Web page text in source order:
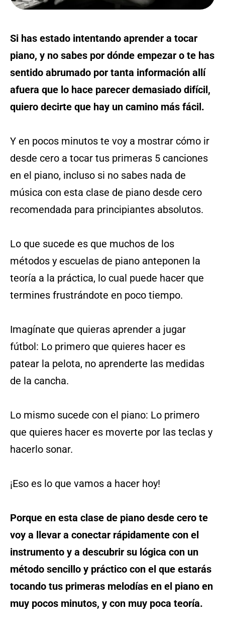
Si has estado intentando aprender a tocar
piano, y no sabes por dónde empezar o te has
sentido abrumado por tanta información allí
afuera que lo hace parecer demasiado difícil,
quiero decirte que hay un camino más fácil.
Y en pocos minutos te voy a mostrar cómo ir
desde cero a tocar tus primeras 5 canciones
en el piano, incluso si no sabes nada de
música con esta clase de piano desde cero
recomendada para principiantes absolutos.
Lo que sucede es que muchos de los
métodos y escuelas de piano anteponen la
teoría a la práctica, lo cual puede hacer que
termines frustrándote en poco tiempo.
Imagínate que quieras aprender a jugar
fútbol: Lo primero que quieres hacer es
patear la pelota, no aprenderte las medidas
de la cancha.
Lo mismo sucede con el piano: Lo primero
que quieres hacer es moverte por las teclas y
hacerlo sonar.
¡Eso es lo que vamos a hacer hoy!
Porque en esta clase de piano desde cero te
voy a llevar a conectar rápidamente con el
instrumento y a descubrir su lógica con un
método sencillo y práctico con el que estarás
tocando tus primeras melodías en el piano en
muy pocos minutos, y con muy poca teoría.